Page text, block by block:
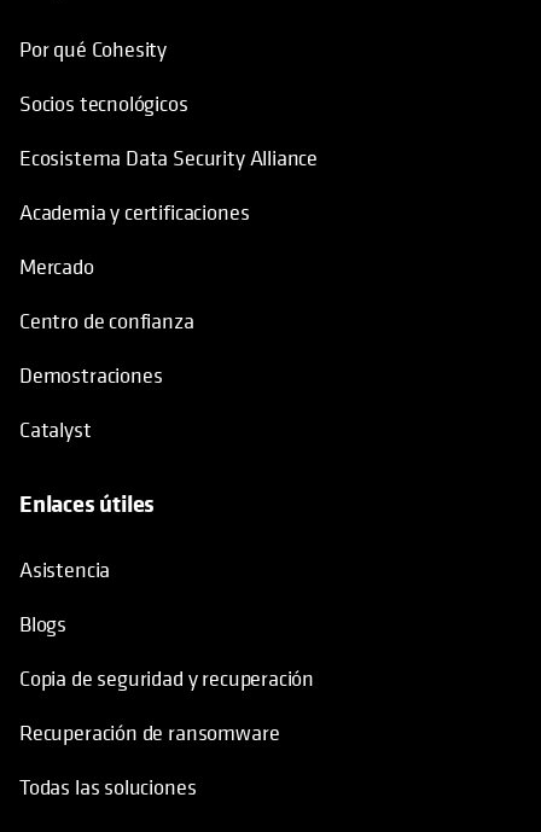
Por qué Cohesity
Socios tecnológicos
Ecosistema Data Security Alliance
Academia y certificaciones
Mercado
Centro de confianza
Demostraciones
Catalyst
Enlaces útiles
Asistencia
Blogs
Copia de seguridad y recuperación
Recuperación de ransomware
Todas las soluciones